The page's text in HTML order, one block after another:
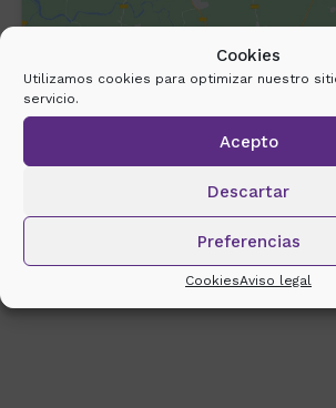
Cookies
Utilizamos cookies para optimizar nuestro
servicio.
Acepto
Descartar
Preferencias
CookiesAviso legal
marketing y permitir este